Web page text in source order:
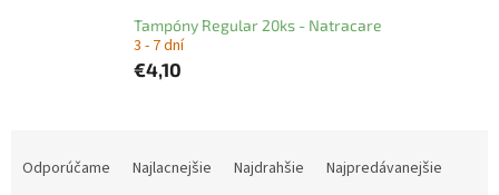
Tampóny Regular 20ks - Natracare
3 - 7 dní
€4,10
Odporúčame Najlacnejšie Najdrahšie
Najpredávanejšie